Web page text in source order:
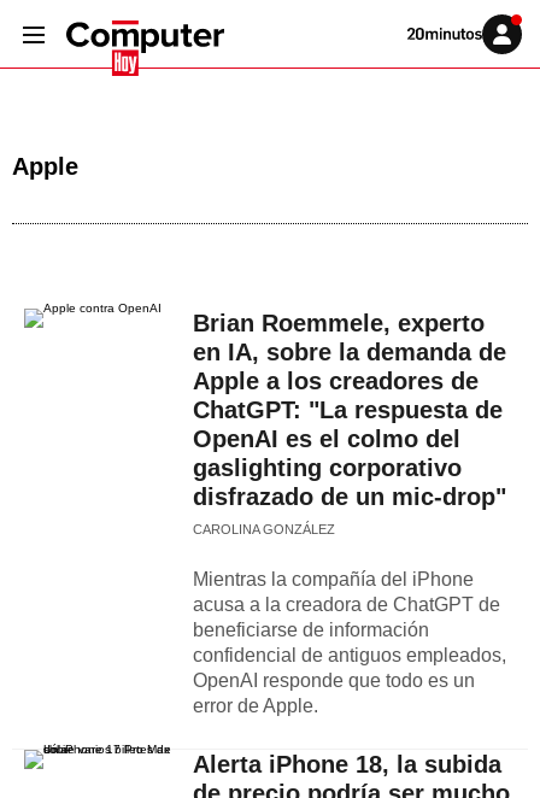
Volver
Iniciar
sesión
Apple
Brian Roemmele, experto
en IA, sobre la demanda de
Apple a los creadores de
ChatGPT: "La respuesta de
OpenAI es el colmo del
gaslighting corporativo
disfrazado de un mic-drop"
CAROLINA GONZÁLEZ
Mientras la compañía del iPhone
acusa a la creadora de ChatGPT de
beneficiarse de información
confidencial de antiguos empleados,
OpenAI responde que todo es un
error de Apple.
Alerta iPhone 18, la subida